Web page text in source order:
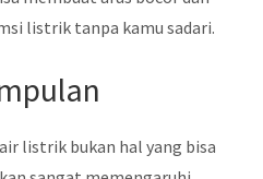
listrik tanpa kamu sadari.
listrik bukan hal yang bisa